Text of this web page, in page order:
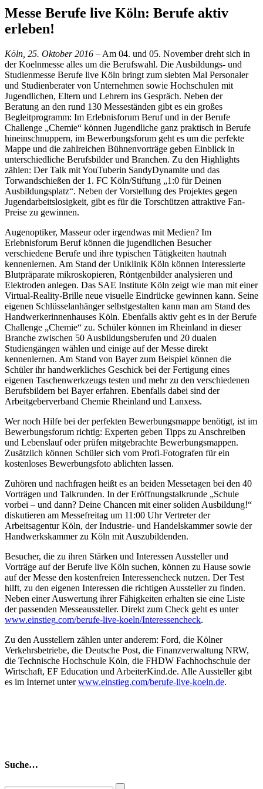
Messe Berufe live Köln: Berufe aktiv
erleben!
Köln, 25. Oktober 2016 – Am 04. und 05. November dreht sich in
der Koelnmesse alles um die Berufswahl. Die Ausbildungs- und
Studienmesse Berufe live Köln bringt zum siebten Mal Personaler
und Studienberater von Unternehmen sowie Hochschulen mit
Jugendlichen, Eltern und Lehrern ins Gespräch. Neben der
Beratung an den rund 130 Messeständen gibt es ein großes
Begleitprogramm: Im Erlebnisforum Beruf und in der Berufe
Challenge „Chemie“ können Jugendliche ganz praktisch in Berufe
hineinschnuppern, im Bewerbungsforum geht es um die perfekte
Mappe und die zahlreichen Bühnenvorträge geben Einblick in
unterschiedliche Berufsbilder und Branchen. Zu den Highlights
zählen: Der Talk mit YouTuberin SandyDynamite und das
Torwandschießen der 1. FC Köln/Stiftung „1:0 für Deinen
Ausbildungsplatz“. Neben der Vorstellung des Projektes gegen
Jugendarbeitslosigkeit, gibt es für die Torschützen attraktive Fan-
Preise zu gewinnen.
Augenoptiker, Masseur oder irgendwas mit Medien? Im
Erlebnisforum Beruf können die jugendlichen Besucher
verschiedene Berufe und ihre typischen Tätigkeiten hautnah
kennenlernen. Am Stand der Uniklinik Köln können Interessierte
Blutpräparate mikroskopieren, Röntgenbilder analysieren und
Elektroden anlegen. Das SAE Institute Köln zeigt wie man mit einer
Virtual-Reality-Brille neue visuelle Eindrücke gewinnen kann. Seine
eigenen Schlüsselanhänger selbstgestalten kann man am Stand des
Handwerkerinnenhauses Köln. Ebenfalls aktiv geht es in der Berufe
Challenge „Chemie“ zu. Schüler können im Rheinland in dieser
Branche zwischen 50 Ausbildungsberufen und 20 dualen
Studiengängen wählen und einige auf der Messe direkt
kennenlernen. Am Stand von Bayer zum Beispiel können die
Schüler ihr handwerkliches Geschick bei der Fertigung eines
eigenen Taschenwerkzeugs testen und mehr zu den verschiedenen
Berufsbildern bei Bayer erfahren. Ebenfalls dabei sind der
Arbeitgeberverband Chemie Rheinland und Lanxess.
Wer noch Hilfe bei der perfekten Bewerbungsmappe benötigt, ist im
Bewerbungsforum richtig: Experten geben Tipps zu Anschreiben
und Lebenslauf oder prüfen mitgebrachte Bewerbungsmappen.
Zusätzlich können Schüler sich vom Profi-Fotografen für ein
kostenloses Bewerbungsfoto ablichten lassen.
Zuhören und nachfragen heißt es an beiden Messetagen bei den 40
Vorträgen und Talkrunden. In der Eröffnungstalkrunde „Schule
vorbei – und dann? Deine Chancen mit einer soliden Ausbildung!“
diskutieren am Messefreitag um 11:00 Uhr Vertreter der
Arbeitsagentur Köln, der Industrie- und Handelskammer sowie der
Handwerkskammer zu Köln mit Auszubildenden.
Besucher, die zu ihren Stärken und Interessen Aussteller und
Vorträge auf der Berufe live Köln suchen, können zu Hause sowie
auf der Messe den kostenfreien Interessencheck nutzen. Der Test
hilft, zu den eigenen Interessen die richtigen Aussteller zu finden.
Neben einer Auswertung ihrer Fähigkeiten erhalten sie eine Liste
der passenden Messeaussteller. Direkt zum Check geht es unter
www.einstieg.com/berufe-live-koeln/Interessencheck.
Zu den Ausstellern zählen unter anderem: Ford, die Kölner
Verkehrsbetriebe, die Deutsche Post, die Finanzverwaltung NRW,
die Technische Hochschule Köln, die FHDW Fachhochschule der
Wirtschaft, EF Education und ArbeiterKind.de. Alle Aussteller gibt
es im Internet unterwww.einstieg.com/berufe-live-koeln.de.
Suche…